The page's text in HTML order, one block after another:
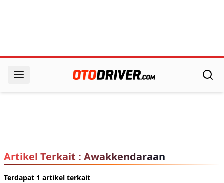
Artikel Terkait : Awakkendaraan
Terdapat 1 artikel terkait